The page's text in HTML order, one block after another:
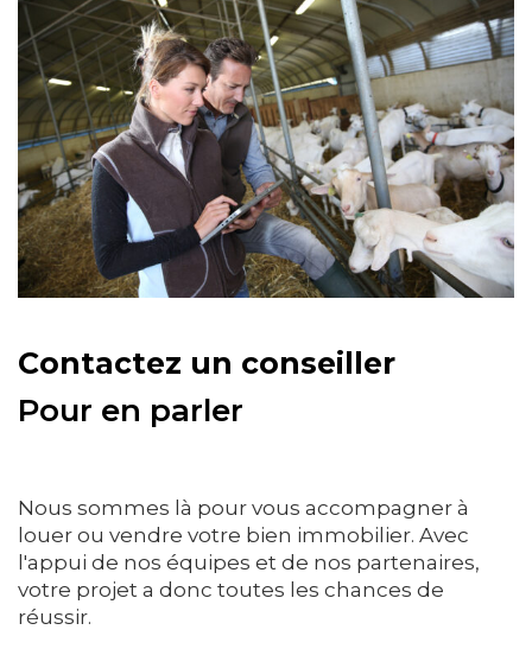
Contactez un conseiller
Pour en parler
Nous sommes là pour vous accompagner à
louer ou vendre votre bien immobilier. Avec
l'appui de nos équipes et de nos partenaires,
votre projet a donc toutes les chances de
réussir.